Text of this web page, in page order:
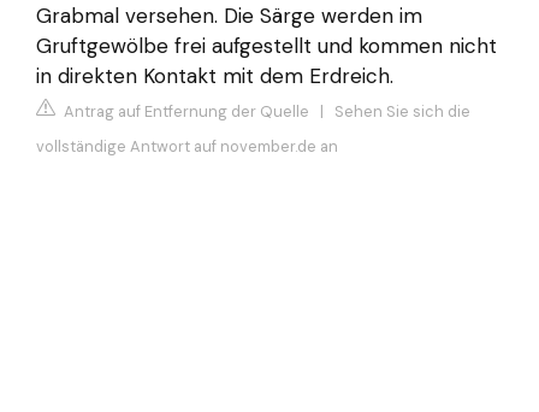
Grabmal versehen. Die Särge werden im
Gruftgewölbe frei aufgestellt und kommen nicht
in direkten Kontakt mit dem Erdreich.
Antrag auf Entfernung der Quelle | Sehen Sie sich die
vollständige Antwort auf november.de an